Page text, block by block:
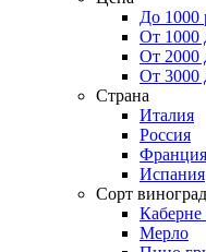
До 1000
От 1000
От 2000
От 3000
Страна
Италия
Россия
Франция
Испания
Сорт
Каберне
Мерло